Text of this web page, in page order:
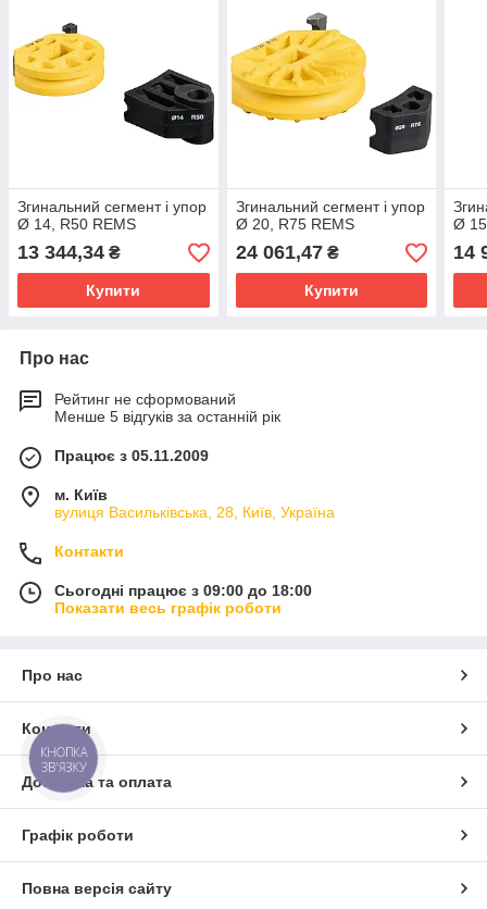
Згинальний сегмент і упор
Ø 14, R50 REMS
13 344,34 ₴
Купити
Згинальний сегмент і упор
Ø 20, R75 REMS
24 061,47₴
Купити
Ø
14
Про нас
Рейтинг не сформований
Менше 5 відгуків за останній рік
Працює з 05.11.2009
м. Київ
вулиця Васильківська, 28, Київ, Україна
Контакти
Сьогодні працює з 09:00 до 18:00
Показати весь графік роботи
Про нас
Контакти
Доставка та оплата
Графік роботи
Повна версія сайту
КНОПКА
ЗВ'ЯЗКУ